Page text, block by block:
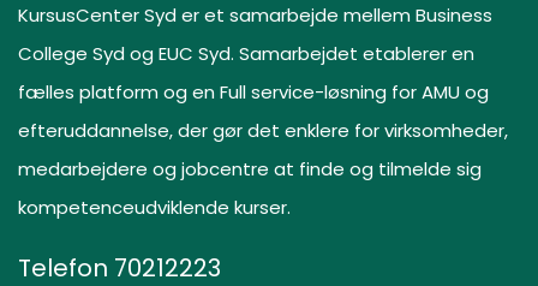
KursusCenter Syd er et samarbejde mellem Business
College Syd og EUC Syd. Samarbejdet etablerer en
fælles platform og en Full service-løsning for AMU og
efteruddannelse, der gør det enklere for virksomheder,
medarbejdere og jobcentre at finde og tilmelde sig
kompetenceudviklende kurser.
Telefon 70212223